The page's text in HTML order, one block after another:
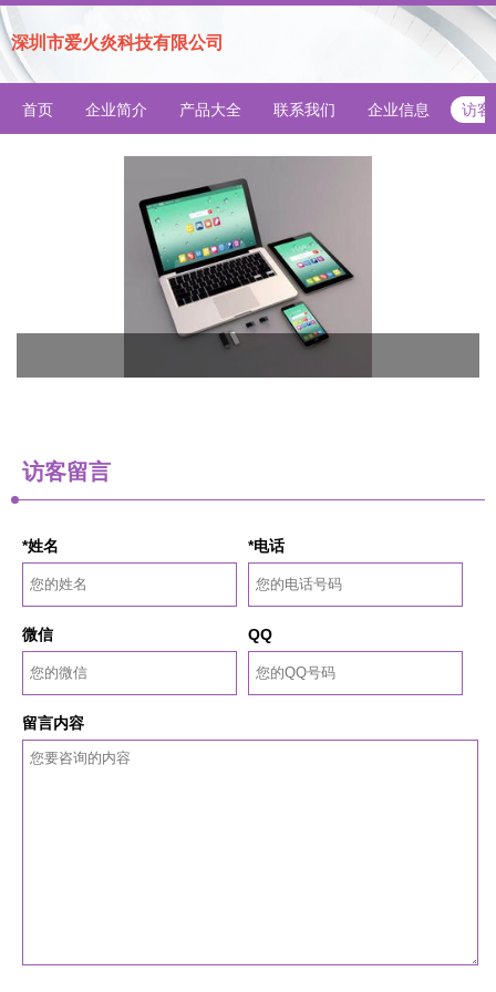
深圳市爱火炎科技有限公司
首页 企业简介 产品大全 联系我们 企业信息 访客
访客留言
*姓名 *电话
微信 QQ
留言内容